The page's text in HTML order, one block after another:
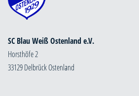
SC Blau Weiß Ostenland e.V.
Horsthöfe 2
33129 Delbrück Ostenland